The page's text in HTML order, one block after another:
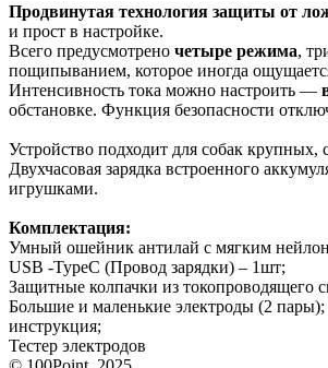
Продвинутая технология защиты от
и прост в настройке.
Всего предусмотрено четыре режима,
пощипыванием, которое иногда
Интенсивность тока можно настроить —
обстановке. Функция безопасности
Устройство подходит для собак
Двухчасовая зарядка встроенного
игрушками.
Комплектация:
Умный ошейник антилай с мягким
USB -TypeC (Провод зарядки) – 1шт;
Защитные колпачки из токопроводящего
Большие и маленькие электроды (2 пары);
инструкция;
Тестер электродов